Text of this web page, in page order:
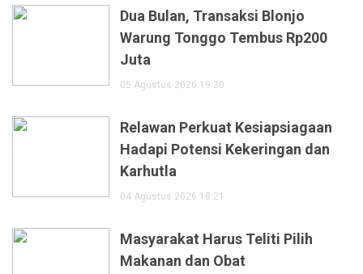
Dua Bulan, Transaksi Blonjo
Warung Tonggo Tembus Rp200
Juta
05 Agustus 2026 19:30
Relawan Perkuat Kesiapsiagaan
Hadapi Potensi Kekeringan dan
Karhutla
04 Agustus 2026 18:21
Masyarakat Harus Teliti Pilih
Makanan dan Obat